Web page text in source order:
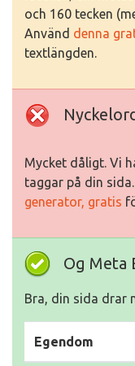
och 160 tecken
Använd denna
textlängden.
Mycket dåligt. Vi
taggar på din
generator, gratis
Og Meta
Bra, din sida drar
Egendom